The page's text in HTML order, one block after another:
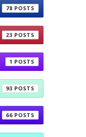
78
23
1
93
66